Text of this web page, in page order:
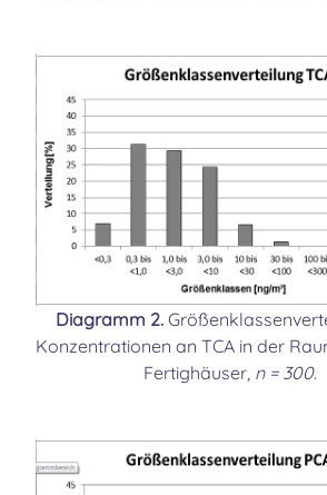
Diagramm 2.
Konzentrationen an TCA in der
Fertighäuser, n = 300.